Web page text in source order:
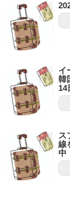
イ
韓
14
ス
線
中